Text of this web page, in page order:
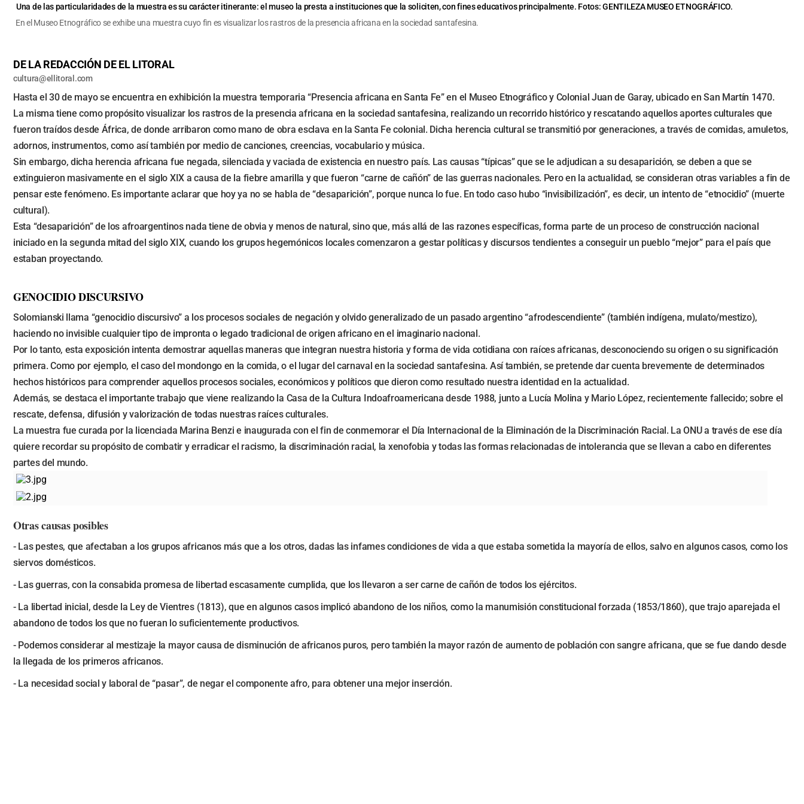
Una de las particularidades de la muestra es su carácter itinerante: el museo la presta a instituciones que la soliciten, con fines educativos principalmente. Fotos: GENTILEZA MUSEO ETNOGRÁFICO.
En el Museo Etnográfico se exhibe una muestra cuyo fin es visualizar los rastros de la presencia africana en la sociedad santafesina.
DE LA REDACCIÓN DE EL LITORAL
cultura@ellitoral.com
Hasta el 30 de mayo se encuentra en exhibición la muestra temporaria “Presencia africana en Santa Fe” en el Museo Etnográfico y Colonial Juan de Garay, ubicado en San Martín 1470.
La misma tiene como propósito visualizar los rastros de la presencia africana en la sociedad santafesina, realizando un recorrido histórico y rescatando aquellos aportes culturales que
fueron traídos desde África, de donde arribaron como mano de obra esclava en la Santa Fe colonial. Dicha herencia cultural se transmitió por generaciones, a través de comidas, amuletos,
adornos, instrumentos, como así también por medio de canciones, creencias, vocabulario y música.
Sin embargo, dicha herencia africana fue negada, silenciada y vaciada de existencia en nuestro país. Las causas “típicas” que se le adjudican a su desaparición, se deben a que se
extinguieron masivamente en el siglo XIX a causa de la fiebre amarilla y que fueron “carne de cañón” de las guerras nacionales. Pero en la actualidad, se consideran otras variables a fin de
pensar este fenómeno. Es importante aclarar que hoy ya no se habla de “desaparición”, porque nunca lo fue. En todo caso hubo “invisibilización”, es decir, un intento de “etnocidio” (muerte
cultural).
Esta “desaparición” de los afroargentinos nada tiene de obvia y menos de natural, sino que, más allá de las razones específicas, forma parte de un proceso de construcción nacional
iniciado en la segunda mitad del siglo XIX, cuando los grupos hegemónicos locales comenzaron a gestar políticas y discursos tendientes a conseguir un pueblo “mejor” para el país que
estaban proyectando.
GENOCIDIO DISCURSIVO
Solomianski llama “genocidio discursivo” a los procesos sociales de negación y olvido generalizado de un pasado argentino “afrodescendiente” (también indígena, mulato/mestizo),
haciendo no invisible cualquier tipo de impronta o legado tradicional de origen africano en el imaginario nacional.
Por lo tanto, esta exposición intenta demostrar aquellas maneras que integran nuestra historia y forma de vida cotidiana con raíces africanas, desconociendo su origen o su significación
primera. Como por ejemplo, el caso del mondongo en la comida, o el lugar del carnaval en la sociedad santafesina. Así también, se pretende dar cuenta brevemente de determinados
hechos históricos para comprender aquellos procesos sociales, económicos y políticos que dieron como resultado nuestra identidad en la actualidad.
Además, se destaca el importante trabajo que viene realizando la Casa de la Cultura Indoafroamericana desde 1988, junto a Lucía Molina y Mario López, recientemente fallecido; sobre el
rescate, defensa, difusión y valorización de todas nuestras raíces culturales.
La muestra fue curada por la licenciada Marina Benzi e inaugurada con el fin de conmemorar el Día Internacional de la Eliminación de la Discriminación Racial. La ONU a través de ese día
quiere recordar su propósito de combatir y erradicar el racismo, la discriminación racial, la xenofobia y todas las formas relacionadas de intolerancia que se llevan a cabo en diferentes
partes del mundo.
Otras causas posibles
- Las pestes, que afectaban a los grupos africanos más que a los otros, dadas las infames condiciones de vida a que estaba sometida la mayoría de ellos, salvo en algunos casos, como los
siervos domésticos.
- Las guerras, con la consabida promesa de libertad escasamente cumplida, que los llevaron a ser carne de cañón de todos los ejércitos.
- La libertad inicial, desde la Ley de Vientres (1813), que en algunos casos implicó abandono de los niños, como la manumisión constitucional forzada (1853/1860), que trajo aparejada el
abandono de todos los que no fueran lo suficientemente productivos.
- Podemos considerar al mestizaje la mayor causa de disminución de africanos puros, pero también la mayor razón de aumento de población con sangre africana, que se fue dando desde
la llegada de los primeros africanos.
- La necesidad social y laboral de “pasar”, de negar el componente afro, para obtener una mejor inserción.